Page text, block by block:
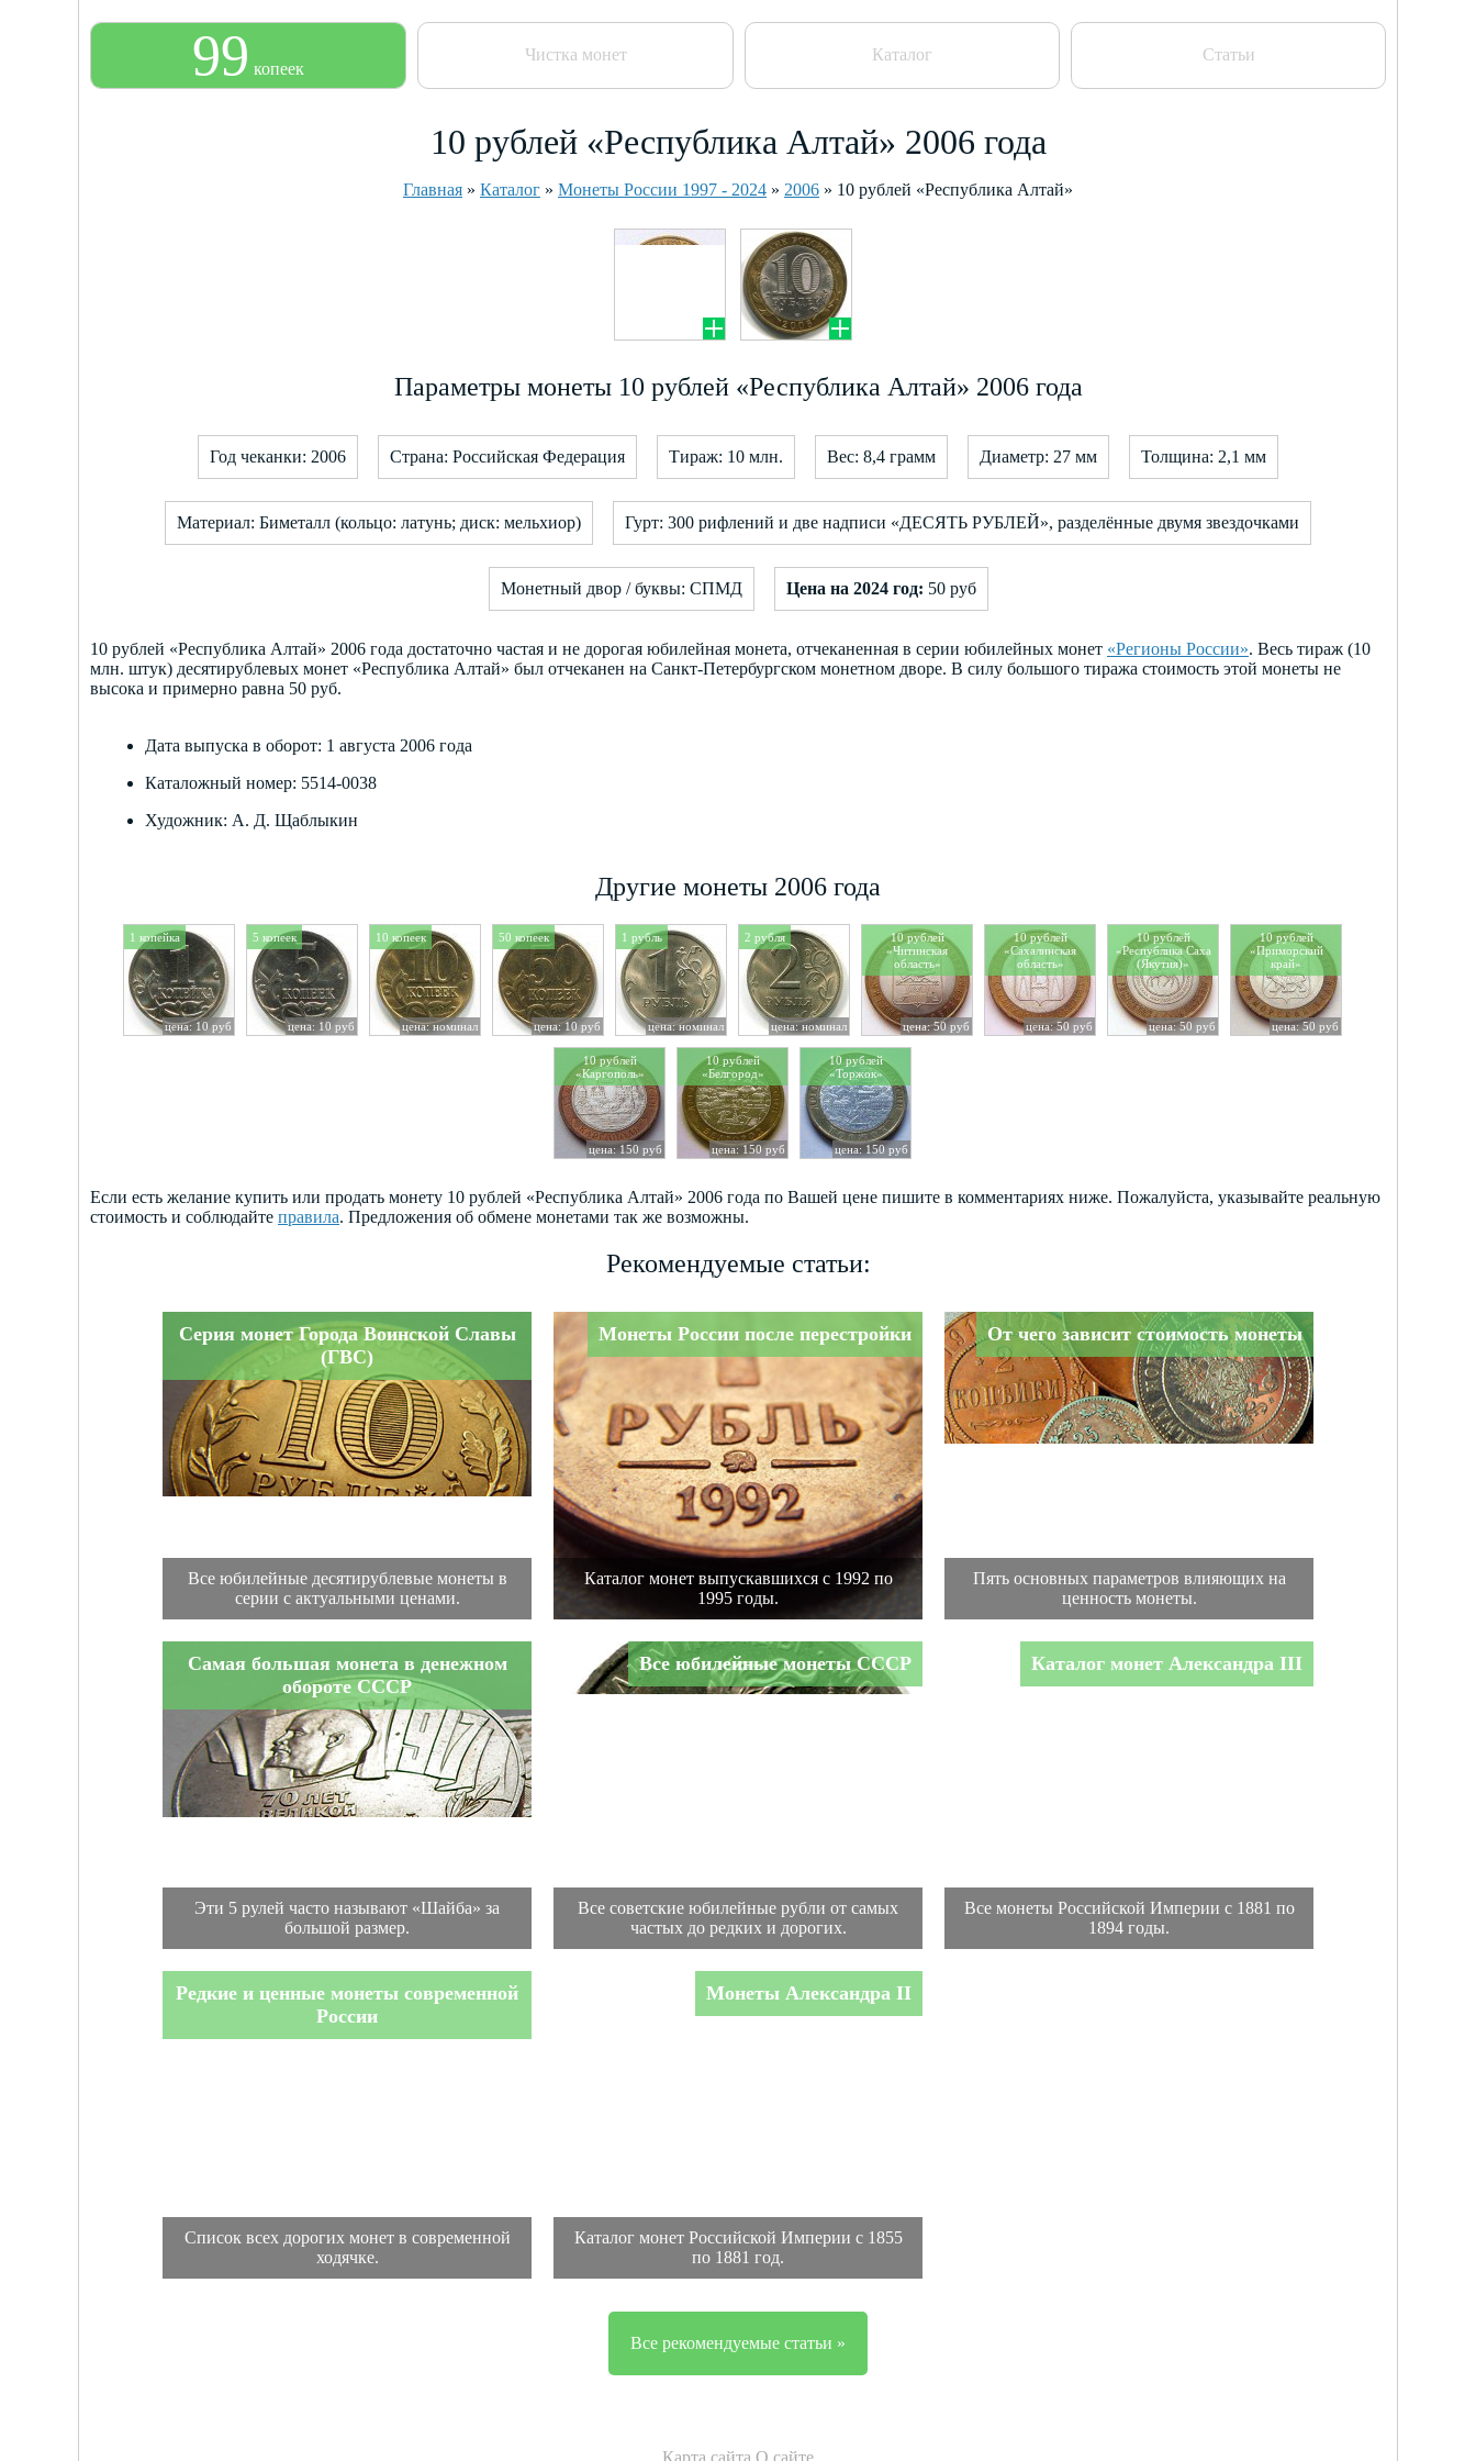
99 копеек
Чистка монет Каталог Статьи
10 рублей «Республика Алтай» 2006 года
Главная » Каталог » Монеты России 1997 - 2024 » 2006 » 10 рублей «Республика Алтай»
Параметры монеты 10 рублей «Республика Алтай» 2006 года
Год чеканки: 2006 Страна: Российская Федерация Тираж: 10 млн. Вес: 8,4 грамм Диаметр: 27 мм Толщина: 2,1 мм
Материал: Биметалл (кольцо: латунь; диск: мельхиор) Гурт: 300 рифлений и две надписи «ДЕСЯТЬ РУБЛЕЙ», разделённые двумя звездочками
Монетный двор / буквы: СПМД Цена на 2024 год: 50 руб
10 рублей «Республика Алтай» 2006 года достаточно частая и не дорогая юбилейная монета, отчеканенная в серии юбилейных монет «Регионы России». Весь тираж (10
млн. штук) десятирублевых монет «Республика Алтай» был отчеканен на Санкт-Петербургском монетном дворе. В силу большого тиража стоимость этой монеты не
высока и примерно равна 50 руб.
Дата выпуска в оборот: 1 августа 2006 года
Каталожный номер: 5514-0038
Художник: А. Д. Щаблыкин
Другие монеты 2006 года
1 копейка
цена: 10 руб
5 копеек
цена: 10 руб
10 копеек
цена: номинал
50 копеек
цена: 10 руб
1 рубль
цена: номинал
2 рубля
цена: номинал
10 рублей
«Читинская
область»
цена: 50 руб
10 рублей
«Сахалинская
область»
цена: 50 руб
10 рублей
«Республика Саха
(Якутия)»
цена: 50 руб
10 рублей
«Приморский
край»
цена: 50 руб
10 рублей
«Каргополь»
цена: 150 руб
10 рублей
«Белгород»
цена: 150 руб
10 рублей
«Торжок»
цена: 150 руб
Если есть желание купить или продать монету 10 рублей «Республика Алтай» 2006 года по Вашей цене пишите в комментариях ниже. Пожалуйста, указывайте реальную
стоимость и соблюдайте правила. Предложения об обмене монетами так же возможны.
Рекомендуемые статьи:
Серия монет Города Воинской Славы
(ГВС)
Все юбилейные десятирублевые монеты в
серии с актуальными ценами.
Монеты России после перестройки
Каталог монет выпускавшихся с 1992 по
1995 годы.
От чего зависит стоимость монеты
Пять основных параметров влияющих на
ценность монеты.
Самая большая монета в денежном
обороте СССР
Эти 5 рулей часто называют «Шайба» за
большой размер.
Все юбилейные монеты СССР
Все советские юбилейные рубли от самых
частых до редких и дорогих.
Каталог монет Александра III
Все монеты Российской Империи с 1881 по
1894 годы.
Редкие и ценные монеты современной
России
Список всех дорогих монет в современной
ходячке.
Монеты Александра II
Каталог монет Российской Империи с 1855
по 1881 год.
Все рекомендуемые статьи »
Карта сайта О сайте